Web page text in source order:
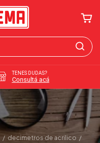
TENES DUDAS?
Consultá acá
/ decimetros de acrilico /